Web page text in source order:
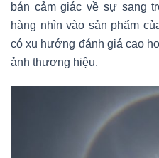
bán cảm giác về sự sang
hàng nhìn vào sản phẩm
có xu hướng đánh giá cao
ảnh thương hiệu.